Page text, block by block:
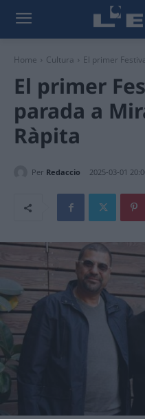
Home Cultura El primer
El primer
parada a
Ràpita
Per Redaccio 2025-03-01